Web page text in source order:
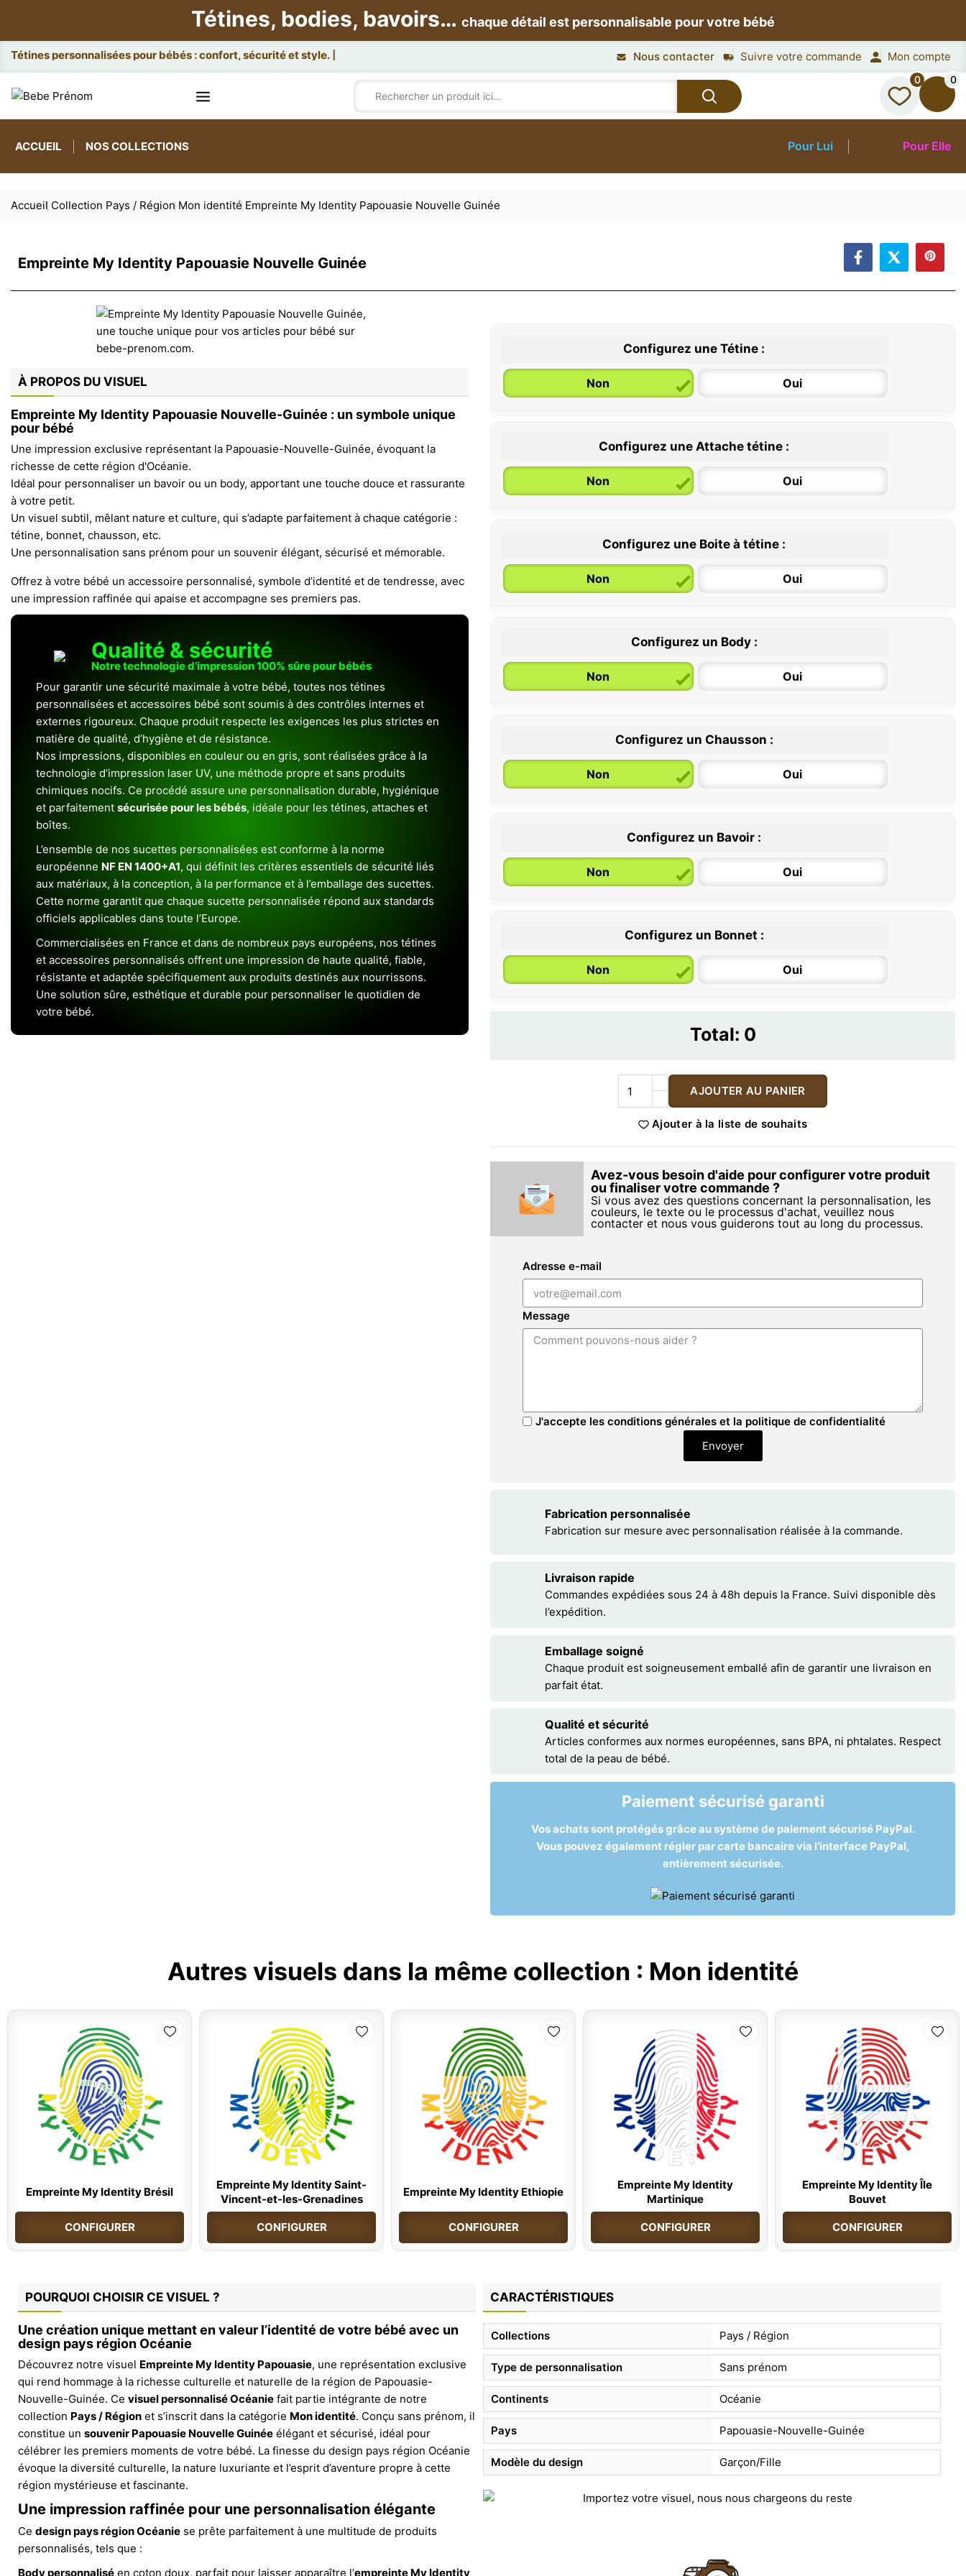
Tétines, bodies, bavoirs… chaque détail est personnalisable pour votre bébé
Attach Nous contacter Suivre votre commande Mon compte
0 0
ACCUEIL NOS COLLECTIONS Pour Lui Pour Elle
Accueil Collection Pays / Région Mon identité Empreinte My Identity Papouasie Nouvelle Guinée
Empreinte My Identity Papouasie Nouvelle Guinée
À PROPOS DU VISUEL
Empreinte My Identity Papouasie Nouvelle-Guinée : un symbole unique
pour bébé
Une impression exclusive représentant la Papouasie-Nouvelle-Guinée, évoquant la
richesse de cette région d'Océanie.
Idéal pour personnaliser un bavoir ou un body, apportant une touche douce et rassurante
à votre petit.
Un visuel subtil, mêlant nature et culture, qui s’adapte parfaitement à chaque catégorie :
tétine, bonnet, chausson, etc.
Une personnalisation sans prénom pour un souvenir élégant, sécurisé et mémorable.
Offrez à votre bébé un accessoire personnalisé, symbole d’identité et de tendresse, avec
une impression raffinée qui apaise et accompagne ses premiers pas.
Qualité & sécurité
Notre technologie d’impression 100% sûre pour bébés
Pour garantir une sécurité maximale à votre bébé, toutes nos tétines
personnalisées et accessoires bébé sont soumis à des contrôles internes et
externes rigoureux. Chaque produit respecte les exigences les plus strictes en
matière de qualité, d’hygiène et de résistance.
Nos impressions, disponibles en couleur ou en gris, sont réalisées grâce à la
technologie d’impression laser UV, une méthode propre et sans produits
chimiques nocifs. Ce procédé assure une personnalisation durable, hygiénique
et parfaitement sécurisée pour les bébés, idéale pour les tétines, attaches et
boîtes.
L’ensemble de nos sucettes personnalisées est conforme à la norme
européenne NF EN 1400+A1, qui définit les critères essentiels de sécurité liés
aux matériaux, à la conception, à la performance et à l’emballage des sucettes.
Cette norme garantit que chaque sucette personnalisée répond aux standards
officiels applicables dans toute l’Europe.
Commercialisées en France et dans de nombreux pays européens, nos tétines
et accessoires personnalisés offrent une impression de haute qualité, fiable,
résistante et adaptée spécifiquement aux produits destinés aux nourrissons.
Une solution sûre, esthétique et durable pour personnaliser le quotidien de
votre bébé.
Configurez une Tétine :
Non Oui
0 / 6 mois
Configurez une Attache tétine :
Non Oui
Configurez une Boite à tétine :
Non Oui
Configurez un Body :
Non Oui
6 / 12 mois
Configurez un Chausson :
Non Oui
Configurez un Bavoir :
Non Oui
Configurez un Bonnet :
Non Oui
Total: 0
AJOUTER AU PANIER
Ajouter à la liste de souhaits
Avez-vous besoin d'aide pour configurer votre produit
ou finaliser votre commande ?
Si vous avez des questions concernant la personnalisation, les
couleurs, le texte ou le processus d'achat, veuillez nous
contacter et nous vous guiderons tout au long du processus.
Adresse e-mail
Message
J'accepte les conditions générales et la politique de confidentialité
Envoyer
Fabrication personnalisée
Fabrication sur mesure avec personnalisation réalisée à la commande.
Livraison rapide
Commandes expédiées sous 24 à 48h depuis la France. Suivi disponible dès
l’expédition.
Emballage soigné
Chaque produit est soigneusement emballé afin de garantir une livraison en
parfait état.
Qualité et sécurité
Articles conformes aux normes européennes, sans BPA, ni phtalates. Respect
total de la peau de bébé.
Paiement sécurisé garanti
Vos achats sont protégés grâce au système de paiement sécurisé PayPal.
Vous pouvez également régler par carte bancaire via l’interface PayPal,
entièrement sécurisée.
Autres visuels dans la même collection : Mon identité
Empreinte My Identity Brésil
CONFIGURER
Empreinte My Identity Saint-
Vincent-et-les-Grenadines
CONFIGURER
Empreinte My Identity Ethiopie
CONFIGURER
Empreinte My Identity
Martinique
CONFIGURER
Empreinte My Identity Île
Bouvet
CONFIGURER
POURQUOI CHOISIR CE VISUEL ?
Une création unique mettant en valeur l’identité de votre bébé avec un
design pays région Océanie
Découvrez notre visuel Empreinte My Identity Papouasie, une représentation exclusive
qui rend hommage à la richesse culturelle et naturelle de la région de Papouasie-
Nouvelle-Guinée. Ce visuel personnalisé Océanie fait partie intégrante de notre
collection Pays / Région et s’inscrit dans la catégorie Mon identité. Conçu sans prénom, il
constitue un souvenir Papouasie Nouvelle Guinée élégant et sécurisé, idéal pour
célébrer les premiers moments de votre bébé. La finesse du design pays région Océanie
évoque la diversité culturelle, la nature luxuriante et l’esprit d’aventure propre à cette
région mystérieuse et fascinante.
Une impression raffinée pour une personnalisation élégante
Ce design pays région Océanie se prête parfaitement à une multitude de produits
personnalisés, tels que :
Body personnalisé en coton doux, parfait pour laisser apparaître l’empreinte My Identity
CARACTÉRISTIQUES
Collections Pays / Région
Type de personnalisation Sans prénom
Continents Océanie
Pays Papouasie-Nouvelle-Guinée
Modèle du design Garçon/Fille